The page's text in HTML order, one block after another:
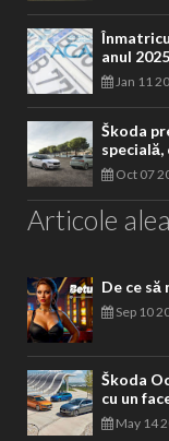
anul 2025
Jan 11
Škoda
Oct 07
Articole
De ce
Sep 10
Škoda
cu un
May 14